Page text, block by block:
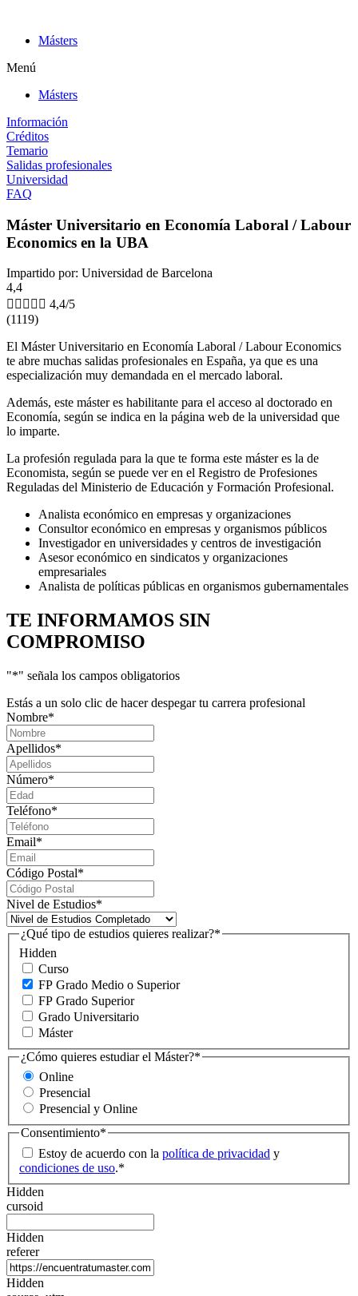
contenidoMásters
Menú
Másters
Información
Créditos
Temario
Salidas profesionales
Universidad
FAQ
Máster Universitario en Economía Laboral / Labour
Economics en la UBA
Impartido por: Universidad de Barcelona
4,4
     4,4/5
(1119)
El Máster Universitario en Economía Laboral / Labour Economics
te abre muchas salidas profesionales en España, ya que es una
especialización muy demandada en el mercado laboral.
Además, este máster es habilitante para el acceso al doctorado en
Economía, según se indica en la página web de la universidad que
lo imparte.
La profesión regulada para la que te forma este máster es la de
Economista, según se puede ver en el Registro de Profesiones
Reguladas del Ministerio de Educación y Formación Profesional.
Analista económico en empresas y organizaciones
Consultor económico en empresas y organismos públicos
Investigador en universidades y centros de investigación
Asesor económico en sindicatos y organizaciones
empresariales
Analista de políticas públicas en organismos gubernamentales
TE INFORMAMOS SIN
COMPROMISO
"*" señala los campos obligatorios
Estás a un solo clic de hacer despegar tu carrera profesional
Nombre*
Apellidos*
Número*
Teléfono*
Email*
Código Postal*
Nivel de Estudios*
Hidden
¿Qué tipo de estudios quieres realizar?*
Curso
FP Grado Medio o Superior
FP Grado Superior
Grado Universitario
Máster
¿Cómo quieres estudiar el Máster?*
Online
Presencial
Presencial y Online
Consentimiento*
Estoy de acuerdo con la política de privacidad y
condiciones de uso.*
Hidden
cursoid
Hidden
referer
Hidden